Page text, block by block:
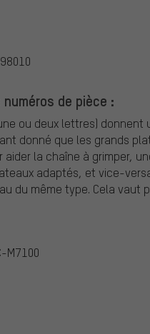
de pièce :
ou deux lettres)
donné que les grands
la chaîne à grimper,
adaptés, et vice-
du même type. Cela vaut
M7100